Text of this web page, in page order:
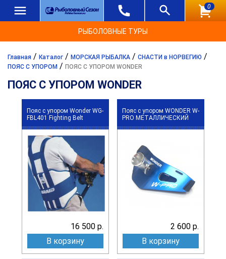
0
РЫБОЛОВНЫЕ ТУРЫ
Главная / Каталог / МОРСКАЯ РЫБАЛКА / СНАСТИ в НОРВЕГИЮ /
ПОЯС С УПОРОМ / ПОЯС С УПОРОМ WONDER
ПОЯС С УПОРОМ WONDER
Пояс с упором Wonder WG-
FBL401 Fighting Belt
16 500 р.
В корзину
Пояс с упором WONDER W-
PRO МЕТАЛЛИЧЕСКИЙ
2 600 р.
В корзину